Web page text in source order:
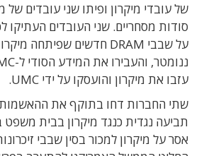
של עובדי מיקרון ופיתו שני עובדים של
עזבו את מיקרון והועסקו על ידי UMC.
שתי החברות דחו בתוקף את ההאשמות
תביעה נגדית כנגד מיקרון בבית
אסר על מיקרון למכור בסין שבבי